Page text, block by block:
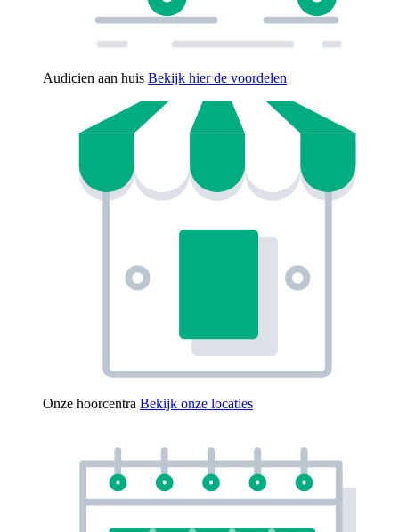
Audicien aan huis Bekijk hier de voordelen
Onze hoorcentra Bekijk onze locaties